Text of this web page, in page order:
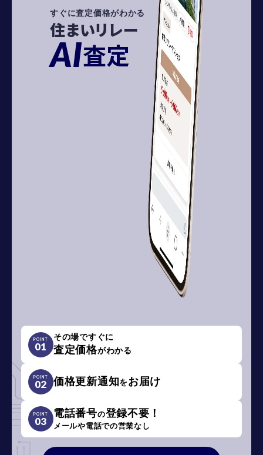
すぐに査定価格がわかる
住まいリレー
AI査定
POINT
01
その場ですぐに
査定価格がわかる
POINT
02 価格更新通知をお届け
POINT
03
電話番号の登録不要！
メールや電話での営業なし